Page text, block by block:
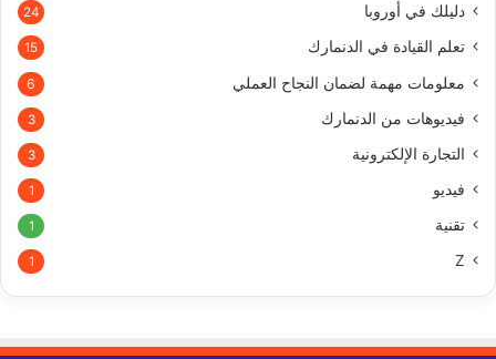
دليلك في أوروبا 24
تعلم القيادة في الدنمارك 15
معلومات مهمة لضمان النجاح العملي 6
فيديوهات من الدنمارك 3
التجارة الإلكترونية 3
فيديو 1
تقنية 1
Z
1